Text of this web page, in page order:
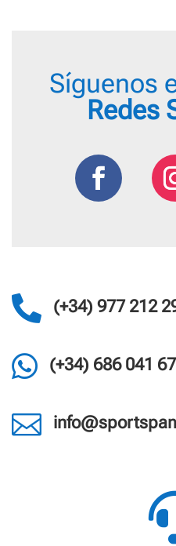
Síguenos
Redes
 (+34) 977 212
 (+34) 686 041
